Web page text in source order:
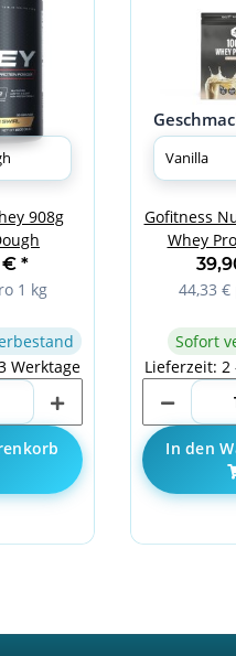
908g
€ *
1 kg
Werktage
Gofitness
Whey
44,33
Sofort
Lieferzeit: 2
In den